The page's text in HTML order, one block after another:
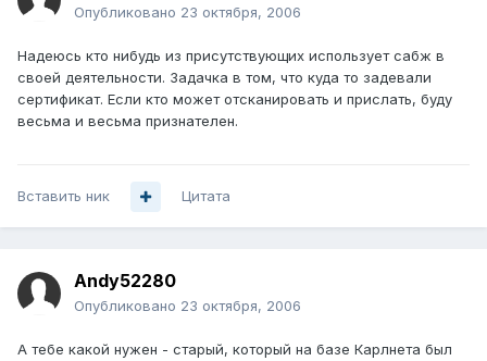
Опубликовано 23 октября, 2006
Надеюсь кто нибудь из присутствующих использует сабж в
своей деятельности. Задачка в том, что куда то задевали
сертификат. Если кто может отсканировать и прислать, буду
весьма и весьма признателен.
Вставить ник Цитата
Andy52280
Опубликовано 23 октября, 2006
А тебе какой нужен - старый, который на базе Карлнета был